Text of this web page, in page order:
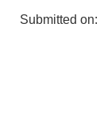
Submitted on: